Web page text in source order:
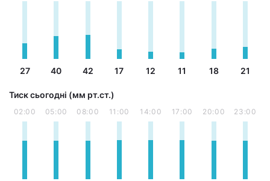
27 40 42 17 12 11 18 21
Тиск сьогодні (мм рт.ст.)
02:00 05:00 08:00 11:00 14:00 17:00 20:00 23:00